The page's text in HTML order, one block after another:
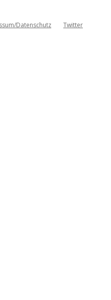
Datenschutz Twitter